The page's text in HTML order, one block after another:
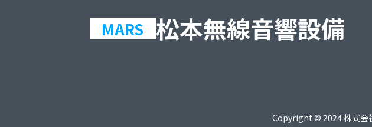
MARS 松本無線音響設備
Copyright © 2024 株式会